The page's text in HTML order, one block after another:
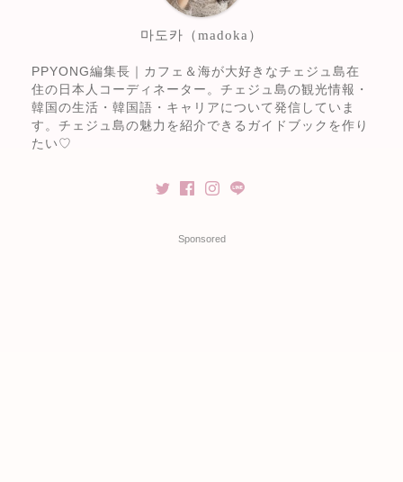
마도카（madoka）
PPYONG編集長｜カフェ＆海が大好きなチェジュ島在
住の日本人コーディネーター。チェジュ島の観光情報・
韓国の生活・韓国語・キャリアについて発信していま
す。チェジュ島の魅力を紹介できるガイドブックを作り
たい♡
Sponsored